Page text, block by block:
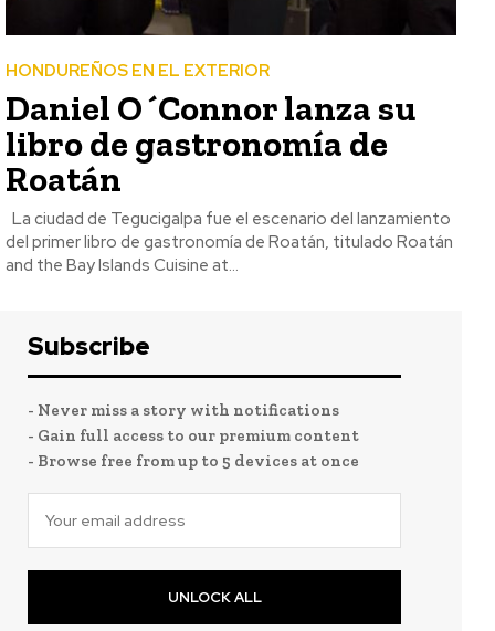
HONDUREÑOS EN EL EXTERIOR
Daniel O´Connor lanza su
libro de gastronomía de
Roatán
del primer libro de gastronomía de Roatán, titulado Roatán
and the Bay Islands Cuisine at...
Subscribe
- Never miss a story with notifications
- Gain full access to our premium content
- Browse free from up to 5 devices at once
UNLOCK ALL